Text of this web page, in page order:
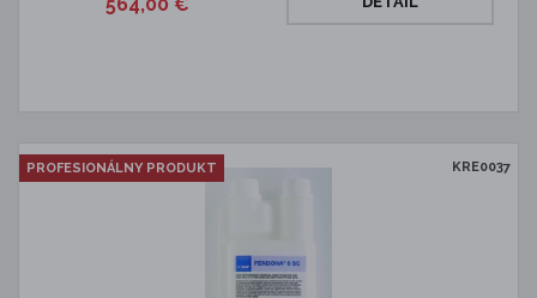
KRE0037
PROFESIONÁLNY PRODUKT